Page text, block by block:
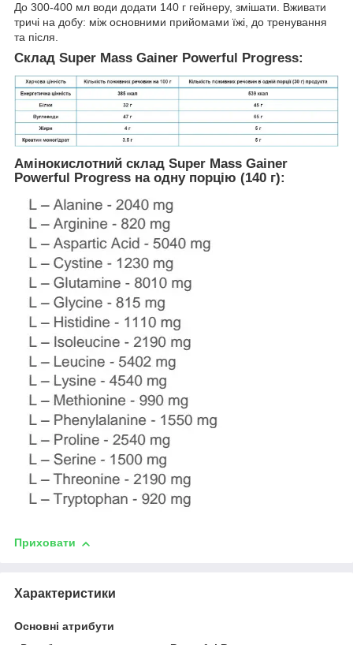
До 300-400 мл води додати 140 г гейнеру, змішати. Вживати
тричі на добу: між основними прийомами їжі, до тренування
та після.
Склад Super Mass Gainer Powerful Progress:
Амінокислотний склад Super Mass Gainer
Powerful Progress на одну порцію (140 г):
Приховати
Характеристики
Основні атрибути